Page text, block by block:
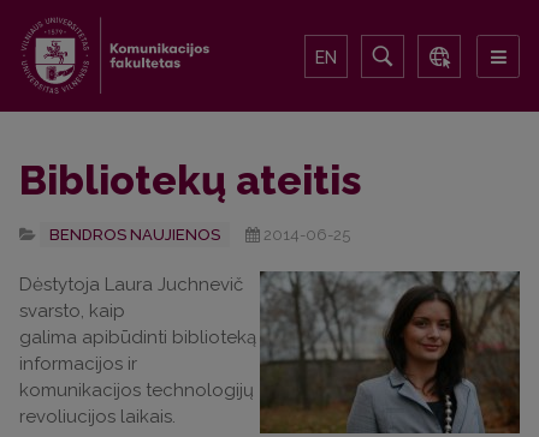
EN
Bibliotekų ateitis
BENDROS NAUJIENOS 2014-06-25
Dėstytoja Laura Juchnevič
svarsto, kaip
galima apibūdinti biblioteką
informacijos ir
komunikacijos technologijų
revoliucijos laikais.